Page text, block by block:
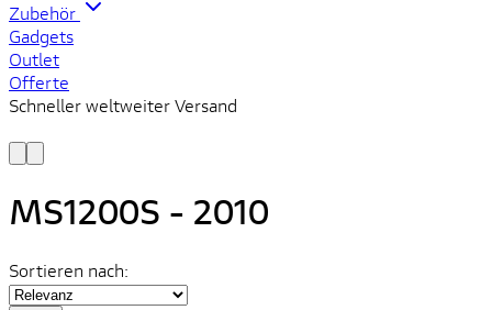
Zubehör
Gadgets
Outlet
Offerte
Schneller weltweiter Versand
MS1200S - 2010
Sortieren nach: